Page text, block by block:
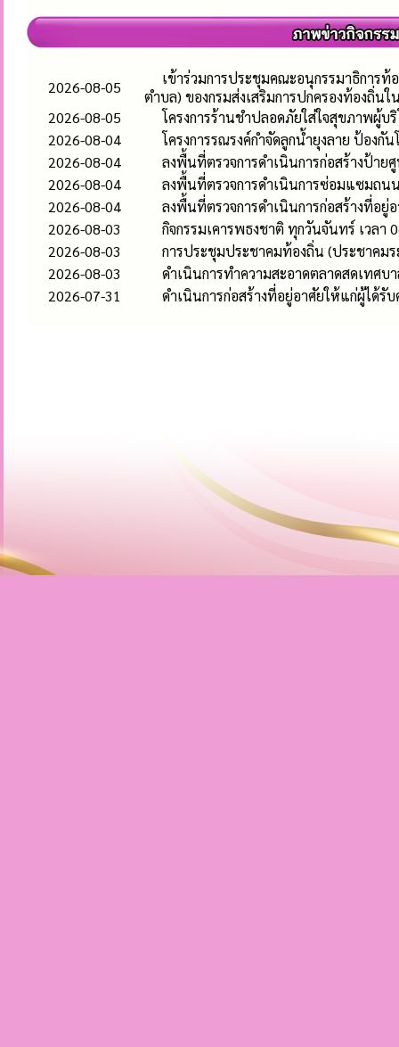
2026-08-05
เข้าร่วมการประชุมคณะอนุกรรมาธิการ
ตำบล) ของกรมส่งเสริมการปกครองท้องถิ่นใ
2026-08-05
โครงการร้านชำปลอดภัยใส่ใจสุขภาพผู้บ
2026-08-04
โครงการรณรงค์กำจัดลูกน้ำยุงลาย ป้อง
2026-08-04
ลงพื้นที่ตรวจการดำเนินการก่อสร้างป้า
2026-08-04
ลงพื้นที่ตรวจการดำเนินการซ่อมแซมถน
2026-08-04
ลงพื้นที่ตรวจการดำเนินการก่อสร้างที่อ
2026-08-03
กิจกรรมเคารพธงชาติ ทุกวันจันทร์ เวลา
2026-08-03
การประชุมประชาคมท้องถิ่น (ประชาคม
2026-08-03
ดำเนินการทำความสะอาดตลาดสดเทศ
2026-07-31
ดำเนินการก่อสร้างที่อยู่อาศัยให้แก่ผู้ได้